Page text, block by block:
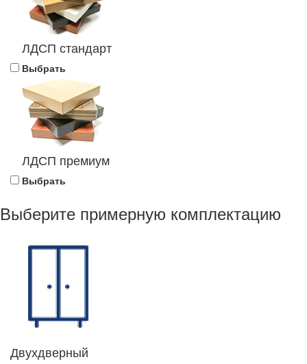
ЛДСП стандарт
Выбрать
ЛДСП премиум
Выбрать
Выберите примерную комплектацию
Двухдверный